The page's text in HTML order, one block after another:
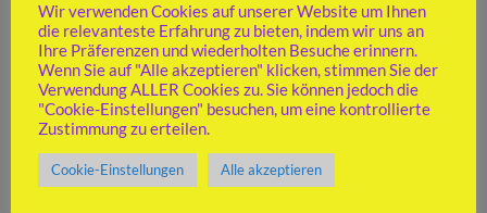
Nürtinger U16 Mädels erneut baden-württembergische
Meisterinnen
Vereinsjugend-Meister ist Friedrich Seischab
Abstiegsspiel gegen Pliezhausen
Jugendversammlung und Mitgliederversammlung am 12. Juni 2026
KATEGORIEN
Wir verwenden Cookies auf unserer Website um Ihnen
die relevanteste Erfahrung zu bieten, indem wir uns an
Ihre Präferenzen und wiederholten Besuche erinnern.
Wenn Sie auf "Alle akzeptieren" klicken, stimmen Sie der
Verwendung ALLER Cookies zu. Sie können jedoch die
"Cookie-Einstellungen" besuchen, um eine kontrollierte
Zustimmung zu erteilen.
Cookie-Einstellungen Alle akzeptieren